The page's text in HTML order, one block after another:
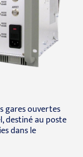
gares ouvertes
destiné au poste
dans le